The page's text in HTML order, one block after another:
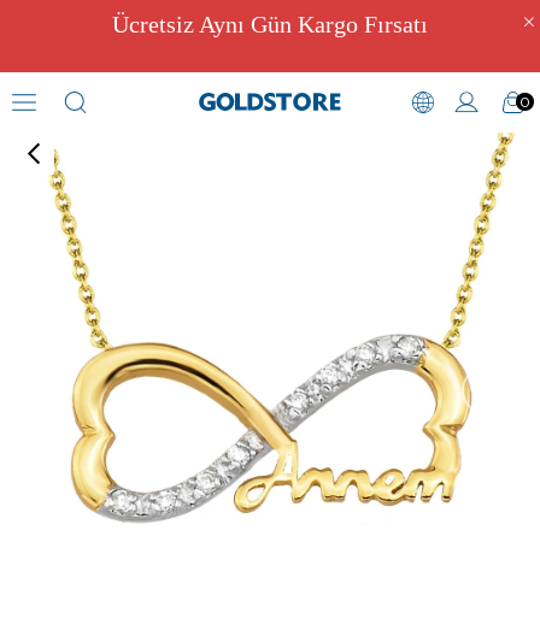
Ücretsiz Aynı Gün Kargo Fırsatı
0
Zirkon Taşlı Kolyeler